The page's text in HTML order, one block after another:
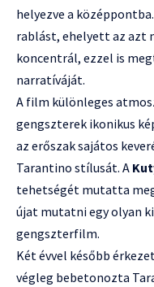
helyezve a
rablást, ehelyett az azt
koncentrál, ezzel is
narratíváját.
A film különleges
gengszterek ikonikus
az erőszak sajátos
Tarantino stílusát. A
tehetségét mutatta
újat mutatni egy olyan
gengszterfilm.
Két évvel később
végleg bebetonozta